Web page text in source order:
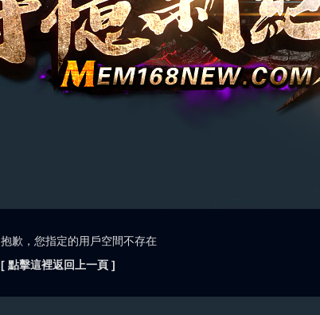
抱歉，您指定的用戶空間不存在
[ 點擊這裡返回上一頁 ]